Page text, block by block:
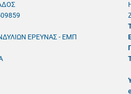
ΕΡΕΥΝΑΣ - ΕΜΠ